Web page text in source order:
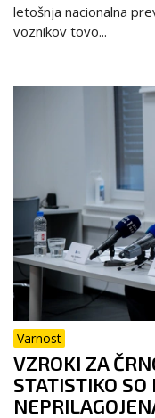
letošnja nacionalna
voznikov tovo...
Varnost
VZROKI ZA
STATISTIKO